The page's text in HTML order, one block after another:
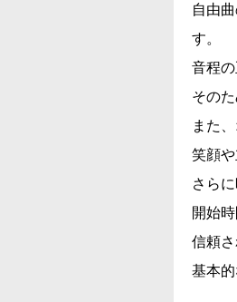
自由
す。
音程
その
また
笑顔
さら
開始
信頼さ
基本